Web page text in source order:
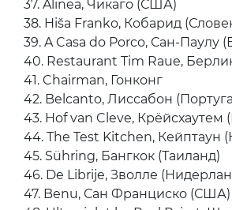
(США)
29. Piazza Duomo, Альба
30. Elkano, Гетария (Испания)
31. Le Calandre, Рубано (Италия)
32. Nerua, Бильбао (Испания)
33. Lyle’s, Лондон
34. Don Julio, Буэнос-Айрес
35. Atelier Crenn, Сан-
36. Le Bernardin, Нью-Йорк
37. Alinea, Чикаго (США)
38. Hiša Franko, Кобарид